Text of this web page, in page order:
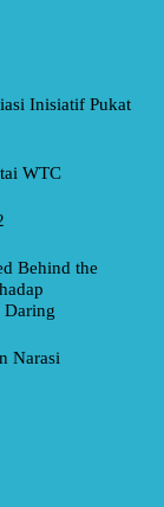
Inisiatif Pukat
WTC
Behind the
Daring
Narasi